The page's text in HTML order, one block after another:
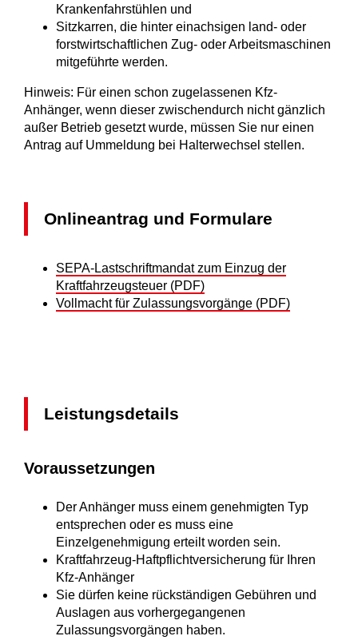
Krankenfahrstühlen und
Sitzkarren, die hinter einachsigen land- oder
forstwirtschaftlichen Zug- oder Arbeitsmaschinen
mitgeführte werden.
Hinweis: Für einen schon zugelassenen Kfz-
Anhänger, wenn dieser zwischendurch nicht gänzlich
außer Betrieb gesetzt wurde, müssen Sie nur einen
Antrag auf Ummeldung bei Halterwechsel stellen.
Onlineantrag und Formulare
SEPA-Lastschriftmandat zum Einzug der
Kraftfahrzeugsteuer (PDF)
Vollmacht für Zulassungsvorgänge (PDF)
Leistungsdetails
Voraussetzungen
Der Anhänger muss einem genehmigten Typ
entsprechen oder es muss eine
Einzelgenehmigung erteilt worden sein.
Kraftfahrzeug-Haftpflichtversicherung für Ihren
Kfz-Anhänger
Sie dürfen keine rückständigen Gebühren und
Auslagen aus vorhergegangenen
Zulassungsvorgängen haben.